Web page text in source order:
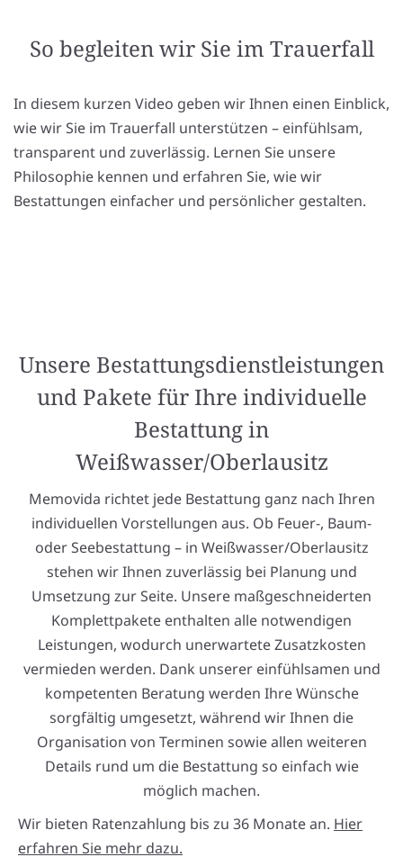
So begleiten wir Sie im Trauerfall
In diesem kurzen Video geben wir Ihnen einen Einblick,
wie wir Sie im Trauerfall unterstützen – einfühlsam,
transparent und zuverlässig. Lernen Sie unsere
Philosophie kennen und erfahren Sie, wie wir
Bestattungen einfacher und persönlicher gestalten.
Unsere Bestattungsdienstleistungen
und Pakete für Ihre individuelle
Bestattung in
Weißwasser/Oberlausitz
Memovida richtet jede Bestattung ganz nach Ihren
individuellen Vorstellungen aus. Ob Feuer-, Baum-
oder Seebestattung – in Weißwasser/Oberlausitz
stehen wir Ihnen zuverlässig bei Planung und
Umsetzung zur Seite. Unsere maßgeschneiderten
Komplettpakete enthalten alle notwendigen
Leistungen, wodurch unerwartete Zusatzkosten
vermieden werden. Dank unserer einfühlsamen und
kompetenten Beratung werden Ihre Wünsche
sorgfältig umgesetzt, während wir Ihnen die
Organisation von Terminen sowie allen weiteren
Details rund um die Bestattung so einfach wie
möglich machen.
Wir bieten Ratenzahlung bis zu 36 Monate an. Hier
erfahren Sie mehr dazu.